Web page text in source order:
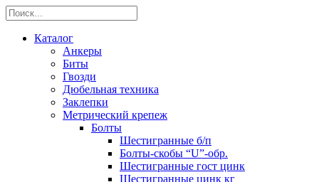
Каталог
Анкеры
Биты
Гвозди
Дюбельная техника
Заклепки
Метрический крепеж
Болты
Шестигранные б/п
Болты-скобы “U”-обр.
Шестигранные гост цинк
Шестигранные цинк кг